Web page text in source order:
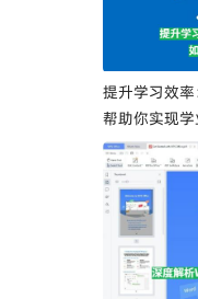
提升学习效
帮助你实现